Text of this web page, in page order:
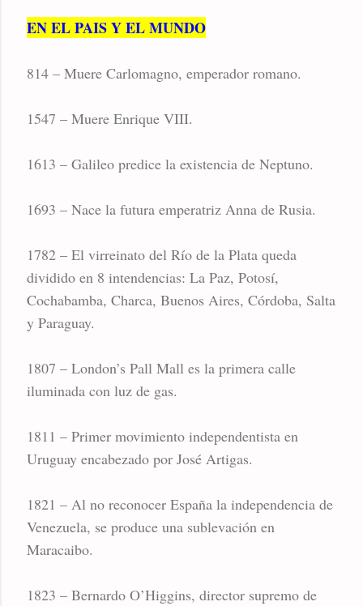
EN EL PAIS Y EL MUNDO
814 – Muere Carlomagno, emperador romano.
1547 – Muere Enrique VIII.
1613 – Galileo predice la existencia de Neptuno.
1693 – Nace la futura emperatriz Anna de Rusia.
1782 – El virreinato del Río de la Plata queda
dividido en 8 intendencias: La Paz, Potosí,
Cochabamba, Charca, Buenos Aires, Córdoba, Salta
y Paraguay.
1807 – London’s Pall Mall es la primera calle
iluminada con luz de gas.
1811 – Primer movimiento independentista en
Uruguay encabezado por José Artigas.
1821 – Al no reconocer España la independencia de
Venezuela, se produce una sublevación en
Maracaibo.
1823 – Bernardo O’Higgins, director supremo de